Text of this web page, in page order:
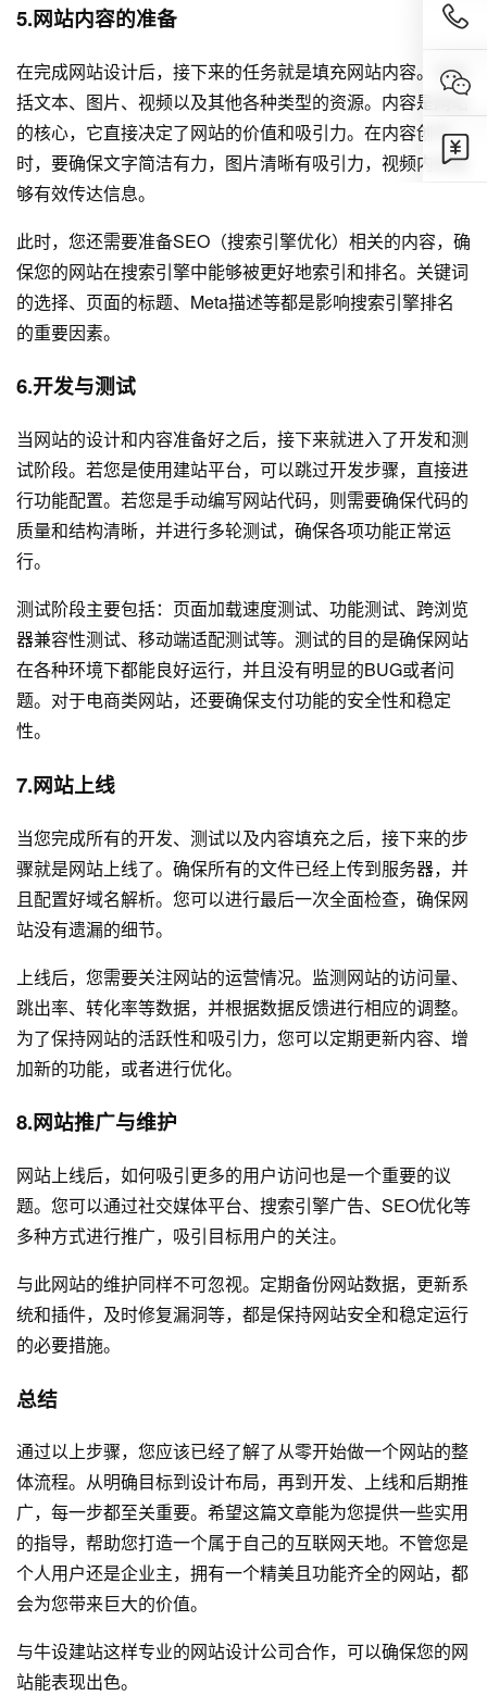
5.网站内容的准备
在完成网站设计后，接下来的任务就是填充网站内容。这包
括文本、图片、视频以及其他各种类型的资源。内容是网站
的核心，它直接决定了网站的价值和吸引力。在内容创作
时，要确保文字简洁有力，图片清晰有吸引力，视频内容能
够有效传达信息。
此时，您还需要准备SEO（搜索引擎优化）相关的内容，确
保您的网站在搜索引擎中能够被更好地索引和排名。关键词
的选择、页面的标题、Meta描述等都是影响搜索引擎排名
的重要因素。
6.开发与测试
当网站的设计和内容准备好之后，接下来就进入了开发和测
试阶段。若您是使用建站平台，可以跳过开发步骤，直接进
行功能配置。若您是手动编写网站代码，则需要确保代码的
质量和结构清晰，并进行多轮测试，确保各项功能正常运
行。
测试阶段主要包括：页面加载速度测试、功能测试、跨浏览
器兼容性测试、移动端适配测试等。测试的目的是确保网站
在各种环境下都能良好运行，并且没有明显的BUG或者问
题。对于电商类网站，还要确保支付功能的安全性和稳定
性。
7.网站上线
当您完成所有的开发、测试以及内容填充之后，接下来的步
骤就是网站上线了。确保所有的文件已经上传到服务器，并
且配置好域名解析。您可以进行最后一次全面检查，确保网
站没有遗漏的细节。
上线后，您需要关注网站的运营情况。监测网站的访问量、
跳出率、转化率等数据，并根据数据反馈进行相应的调整。
为了保持网站的活跃性和吸引力，您可以定期更新内容、增
加新的功能，或者进行优化。
8.网站推广与维护
网站上线后，如何吸引更多的用户访问也是一个重要的议
题。您可以通过社交媒体平台、搜索引擎广告、SEO优化等
多种方式进行推广，吸引目标用户的关注。
与此网站的维护同样不可忽视。定期备份网站数据，更新系
统和插件，及时修复漏洞等，都是保持网站安全和稳定运行
的必要措施。
总结
通过以上步骤，您应该已经了解了从零开始做一个网站的整
体流程。从明确目标到设计布局，再到开发、上线和后期推
广，每一步都至关重要。希望这篇文章能为您提供一些实用
的指导，帮助您打造一个属于自己的互联网天地。不管您是
个人用户还是企业主，拥有一个精美且功能齐全的网站，都
会为您带来巨大的价值。
与牛设建站这样专业的网站设计公司合作，可以确保您的网
站能表现出色。